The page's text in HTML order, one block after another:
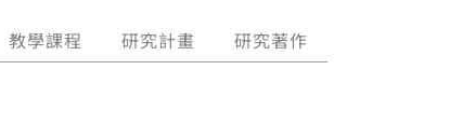
教學課程 研究計畫 研究著作